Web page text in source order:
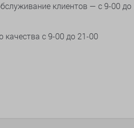
клиентов — с 9-00 до
качества с 9-00 до 21-00